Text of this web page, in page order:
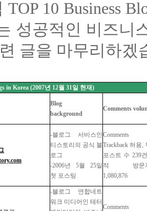
TOP 10 Business
성공적인 비즈니
글을 마무리하겠
in Korea (2007년 12월 31일 현재)
Blog
background
Comments
-블로그
서비스인
티스토리의 공식 블
로그
-2006년 5월 25일
첫 포스팅
Trackback 허용,
포스트 수 239건
적
방문
1,080,876
-블로그
연합네트
워크 미디어인 테터